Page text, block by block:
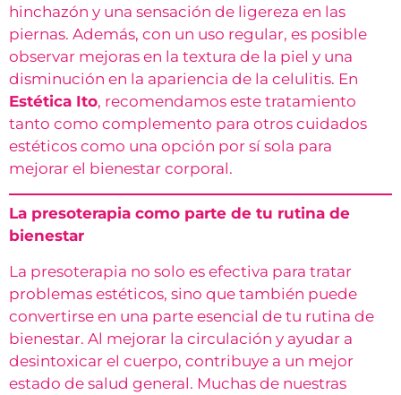
hinchazón y una sensación de ligereza en las
piernas. Además, con un uso regular, es posible
observar mejoras en la textura de la piel y una
disminución en la apariencia de la celulitis. En
Estética Ito, recomendamos este tratamiento
tanto como complemento para otros cuidados
estéticos como una opción por sí sola para
mejorar el bienestar corporal.
La presoterapia como parte de tu rutina de
bienestar
La presoterapia no solo es efectiva para tratar
problemas estéticos, sino que también puede
convertirse en una parte esencial de tu rutina de
bienestar. Al mejorar la circulación y ayudar a
desintoxicar el cuerpo, contribuye a un mejor
estado de salud general. Muchas de nuestras